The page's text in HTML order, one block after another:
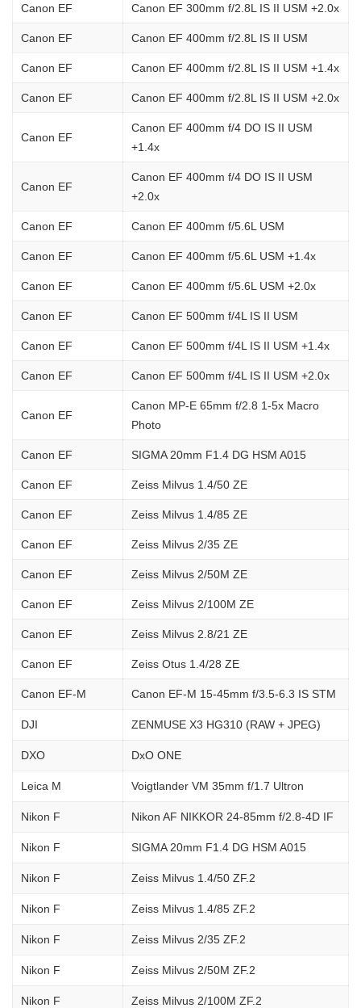
Canon EF Canon EF 300mm f/2.8L IS II USM +2.0x
Canon EF Canon EF 400mm f/2.8L IS II USM
Canon EF Canon EF 400mm f/2.8L IS II USM +1.4x
Canon EF Canon EF 400mm f/2.8L IS II USM +2.0x
Canon EF
Canon EF 400mm f/4 DO IS II USM
+1.4x
Canon EF
Canon EF 400mm f/4 DO IS II USM
+2.0x
Canon EF Canon EF 400mm f/5.6L USM
Canon EF Canon EF 400mm f/5.6L USM +1.4x
Canon EF Canon EF 400mm f/5.6L USM +2.0x
Canon EF Canon EF 500mm f/4L IS II USM
Canon EF Canon EF 500mm f/4L IS II USM +1.4x
Canon EF Canon EF 500mm f/4L IS II USM +2.0x
Canon EF
Canon MP-E 65mm f/2.8 1-5x Macro
Photo
Canon EF SIGMA 20mm F1.4 DG HSM A015
Canon EF Zeiss Milvus 1.4/50 ZE
Canon EF Zeiss Milvus 1.4/85 ZE
Canon EF Zeiss Milvus 2/35 ZE
Canon EF Zeiss Milvus 2/50M ZE
Canon EF Zeiss Milvus 2/100M ZE
Canon EF Zeiss Milvus 2.8/21 ZE
Canon EF Zeiss Otus 1.4/28 ZE
Canon EF-M Canon EF-M 15-45mm f/3.5-6.3 IS STM
DJI ZENMUSE X3 HG310 (RAW + JPEG)
DXO DxO ONE
Leica M Voigtlander VM 35mm f/1.7 Ultron
Nikon F Nikon AF NIKKOR 24-85mm f/2.8-4D IF
Nikon F SIGMA 20mm F1.4 DG HSM A015
Nikon F Zeiss Milvus 1.4/50 ZF.2
Nikon F Zeiss Milvus 1.4/85 ZF.2
Nikon F Zeiss Milvus 2/35 ZF.2
Nikon F Zeiss Milvus 2/50M ZF.2
Nikon F Zeiss Milvus 2/100M ZF.2